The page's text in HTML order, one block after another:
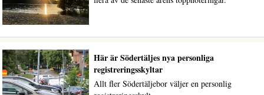
Här är Södertäljes nya personliga
registreringsskyltar
Allt fler Södertäljebor väljer en personlig